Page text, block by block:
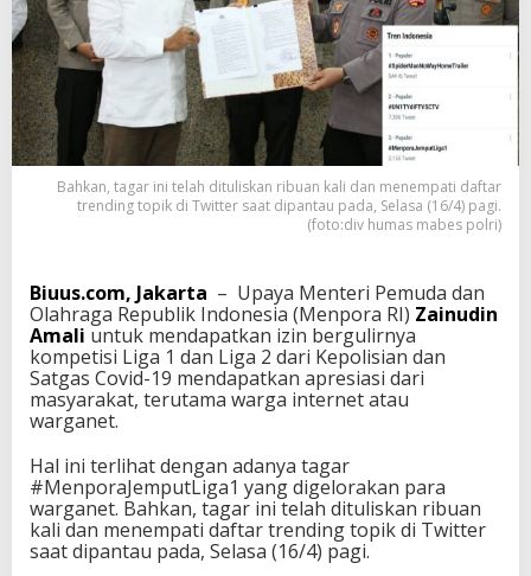
n
a
Z
a
i
n
u
A
m
a
i
,
g
a
r
#
M
Bahkan, tagar ini telah dituliskan ribuan kali dan menempati daftar
trending topik di Twitter saat dipantau pada, Selasa (16/4) pagi.
(foto:div humas mabes polri)
Biuus.com, Jakarta – Upaya Menteri Pemuda dan
Olahraga Republik Indonesia (Menpora RI) Zainudin
Amali untuk mendapatkan izin bergulirnya
kompetisi Liga 1 dan Liga 2 dari Kepolisian dan
Satgas Covid-19 mendapatkan apresiasi dari
masyarakat, terutama warga internet atau
warganet.
Hal ini terlihat dengan adanya tagar
#MenporaJemputLiga1 yang digelorakan para
warganet. Bahkan, tagar ini telah dituliskan ribuan
kali dan menempati daftar trending topik di Twitter
saat dipantau pada, Selasa (16/4) pagi.